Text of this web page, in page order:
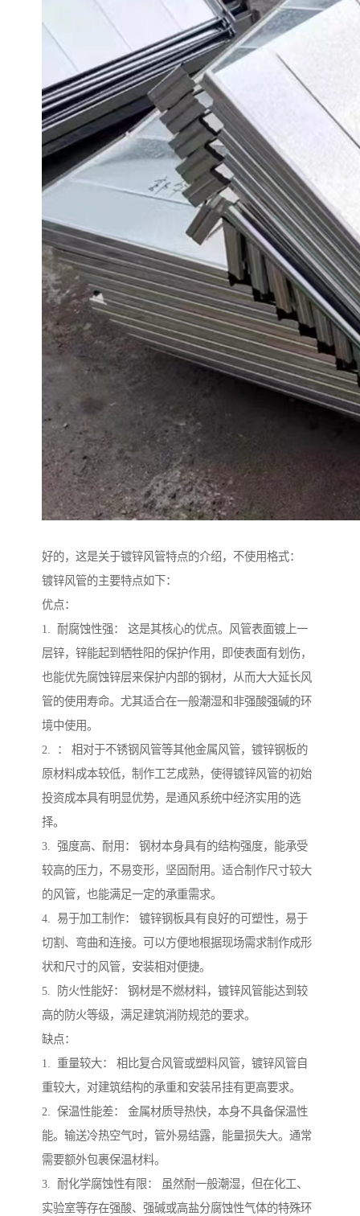
好的，这是关于镀锌风管特点的介绍，不使用格式：
镀锌风管的主要特点如下：
优点：
1. 耐腐蚀性强： 这是其核心的优点。风管表面镀上一
层锌，锌能起到牺牲阳的保护作用，即使表面有划伤，
也能优先腐蚀锌层来保护内部的钢材，从而大大延长风
管的使用寿命。尤其适合在一般潮湿和非强酸强碱的环
境中使用。
2. ： 相对于不锈钢风管等其他金属风管，镀锌钢板的
原材料成本较低，制作工艺成熟，使得镀锌风管的初始
投资成本具有明显优势，是通风系统中经济实用的选
择。
3. 强度高、耐用： 钢材本身具有的结构强度，能承受
较高的压力，不易变形，坚固耐用。适合制作尺寸较大
的风管，也能满足一定的承重需求。
4. 易于加工制作： 镀锌钢板具有良好的可塑性，易于
切割、弯曲和连接。可以方便地根据现场需求制作成形
状和尺寸的风管，安装相对便捷。
5. 防火性能好： 钢材是不燃材料，镀锌风管能达到较
高的防火等级，满足建筑消防规范的要求。
缺点：
1. 重量较大： 相比复合风管或塑料风管，镀锌风管自
重较大，对建筑结构的承重和安装吊挂有更高要求。
2. 保温性能差： 金属材质导热快，本身不具备保温性
能。输送冷热空气时，管外易结露，能量损失大。通常
需要额外包裹保温材料。
3. 耐化学腐蚀性有限： 虽然耐一般潮湿，但在化工、
实验室等存在强酸、强碱或高盐分腐蚀性气体的特殊环